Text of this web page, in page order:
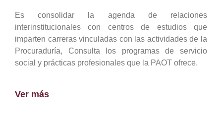
Es consolidar la agenda de relaciones
interinstitucionales con centros de estudios que
imparten carreras vinculadas con las actividades de la
Procuraduría, Consulta los programas de servicio
social y prácticas profesionales que la PAOT ofrece.
Ver más